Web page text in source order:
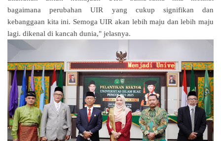
bagaimana perubahan UIR yang cukup signifikan dan
kebanggaan kita ini. Semoga UIR akan lebih maju dan lebih maju
lagi. dikenal di kancah dunia," jelasnya.